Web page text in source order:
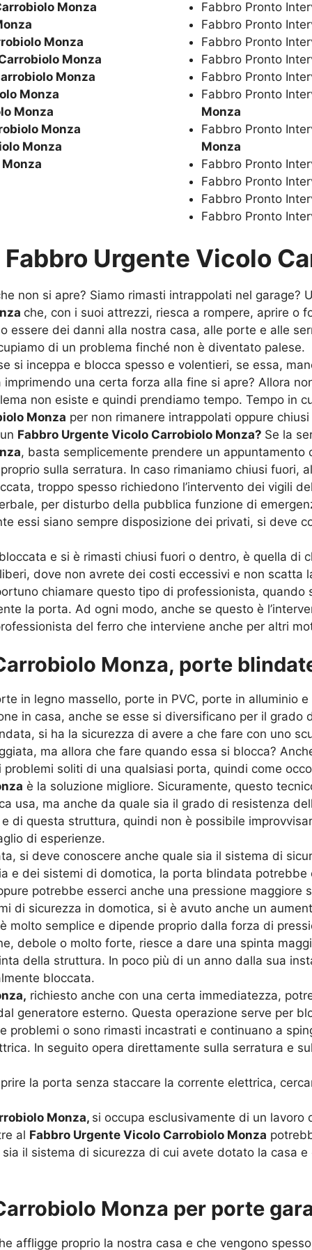
Monza
Monza
Monza
Monza
Monza
Monza
Monza
Monza
Fabbro Pronto
Fabbro Pronto
Fabbro Pronto
Fabbro Pronto
Fabbro Pronto
Fabbro Pronto
Monza
Fabbro Pronto
Monza
Fabbro Pronto
Fabbro Pronto
Fabbro Pronto
Fabbro Pronto
Fabbro Urgente Vicolo
non si apre? Siamo rimasti intrappolati nel garage?
che, con i suoi attrezzi, riesca a rompere, aprire o
essere dei danni alla nostra casa, alle porte e alle
di un problema finché non è diventato palese.
si inceppa e blocca spesso e volentieri, se essa,
una certa forza alla fine si apre? Allora
non esiste e quindi prendiamo tempo. Tempo in
Monza per non rimanere intrappolati oppure
Fabbro Urgente Vicolo Carrobiolo Monza? Se la
, basta semplicemente prendere un
sulla serratura. In caso rimaniamo chiusi fuori,
troppo spesso richiedono l’intervento dei vigili
per disturbo della pubblica funzione di
essi siano sempre disposizione dei privati, si deve
e si è rimasti chiusi fuori o dentro, è quella di
dove non avrete dei costi eccessivi e non scatta
chiamare questo tipo di professionista,
la porta. Ad ogni modo, anche se questo è
del ferro che interviene anche per altri
Monza, porte
in legno massello, porte in PVC, porte in alluminio
in casa, anche se esse si diversificano per il grado
si ha la sicurezza di avere a che fare con uno
ma allora che fare quando essa si blocca?
problemi soliti di una qualsiasi porta, quindi come
è la soluzione migliore. Sicuramente, questo
usa, ma anche da quale sia il grado di resistenza
di questa struttura, quindi non è possibile
di esperienze.
si deve conoscere anche quale sia il sistema di
e dei sistemi di domotica, la porta blindata
potrebbe esserci anche una pressione maggiore
di sicurezza in domotica, si è avuto anche un
molto semplice e dipende proprio dalla forza di
debole o molto forte, riesce a dare una spinta
della struttura. In poco più di un anno dalla sua
bloccata.
richiesto anche con una certa immediatezza,
generatore esterno. Questa operazione serve per
problemi o sono rimasti incastrati e continuano a
In seguito opera direttamente sulla serratura e
la porta senza staccare la corrente elettrica,
Monza, si occupa esclusivamente di un
al Fabbro Urgente Vicolo Carrobiolo Monza
il sistema di sicurezza di cui avete dotato la casa
Monza per porte
affligge proprio la nostra casa e che vengono